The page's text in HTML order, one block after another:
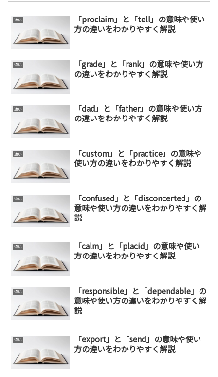
違い
「proclaim」と「tell」の意味や使い
方の違いをわかりやすく解説
違い
「grade」と「rank」の意味や使い方
の違いをわかりやすく解説
違い
「dad」と「father」の意味や使い方
の違いをわかりやすく解説
違い
「custom」と「practice」の意味や
使い方の違いをわかりやすく解説
違い
「confused」と「disconcerted」の
意味や使い方の違いをわかりやすく解
説
違い
「calm」と「placid」の意味や使い
方の違いをわかりやすく解説
違い
「responsible」と「dependable」の
意味や使い方の違いをわかりやすく解
説
違い
「export」と「send」の意味や使い
方の違いをわかりやすく解説